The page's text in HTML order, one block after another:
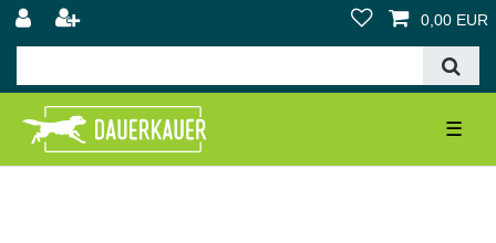
0,00 EUR
☰